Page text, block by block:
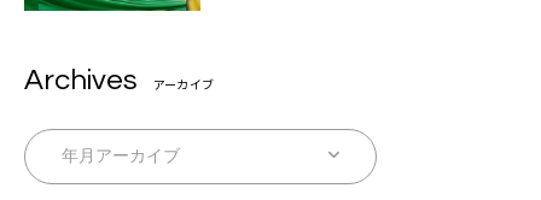
Archives アーカイブ